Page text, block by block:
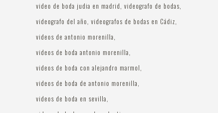
video de boda judia en madrid videografo de bodas
videografo del año videografos de bodas en Cádiz
videos de antonio morenilla
videos de boda antonio morenilla
videos de boda con alejandro marmol
videos de boda de antonio morenilla
videos de boda en sevilla